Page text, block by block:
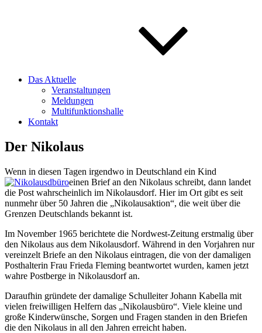
Das Aktuelle
Veranstaltungen
Meldungen
Multifunktionshalle
Kontakt
Der Nikolaus
Wenn in diesen Tagen irgendwo in Deutschland ein Kind
einen Brief an den Nikolaus schreibt, dann landet
die Post wahrscheinlich im Nikolausdorf. Hier im Ort gibt es seit
nunmehr über 50 Jahren die „Nikolausaktion“, die weit über die
Grenzen Deutschlands bekannt ist.
Im November 1965 berichtete die Nordwest-Zeitung erstmalig über
den Nikolaus aus dem Nikolausdorf. Während in den Vorjahren nur
vereinzelt Briefe an den Nikolaus eintragen, die von der damaligen
Posthalterin Frau Frieda Fleming beantwortet wurden, kamen jetzt
wahre Postberge in Nikolausdorf an.
Daraufhin gründete der damalige Schulleiter Johann Kabella mit
vielen freiwilligen Helfern das „Nikolausbüro“. Viele kleine und
große Kinderwünsche, Sorgen und Fragen standen in den Briefen
die den Nikolaus in all den Jahren erreicht haben.